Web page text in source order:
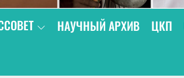
НАУЧНЫЙ АРХИВ ЦКП